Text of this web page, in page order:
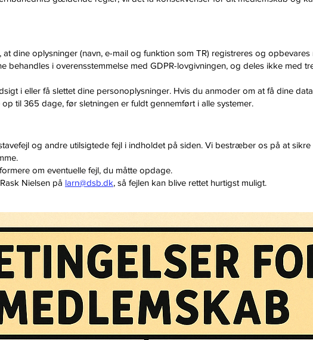
dine oplysninger (navn, e-mail og funktion som TR) registreres og
behandles i overensstemmelse med GDPR-lovgivningen, og deles ikke med
i eller få slettet dine personoplysninger. Hvis du anmoder om at få dine
til 365 dage, før sletningen er fuldt gennemført i alle systemer.
og andre utilsigtede fejl i indholdet på siden. Vi bestræber os på at
om eventuelle fejl, du måtte opdage.
Nielsen på larn@dsb.dk, så fejlen kan blive rettet hurtigst muligt.